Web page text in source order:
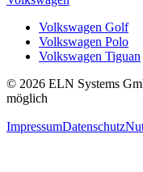
Volkswagen Golf
Volkswagen Polo
Volkswagen Tiguan
© 2026 ELN Systems
möglich
ImpressumDatenschutz